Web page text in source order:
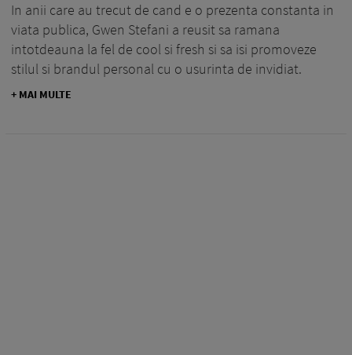
In anii care au trecut de cand e o prezenta constanta in
viata publica, Gwen Stefani a reusit sa ramana
intotdeauna la fel de cool si fresh si sa isi promoveze
stilul si brandul personal cu o usurinta de invidiat.
+ MAI MULTE